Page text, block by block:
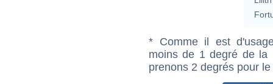
* Comme il est
moins de 1 degré de la
prenons 2 degrés pour